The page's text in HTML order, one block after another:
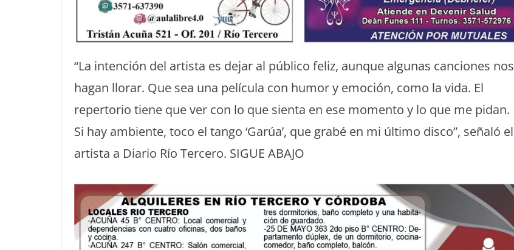
“La intención del artista es dejar al público feliz, aunque algunas canciones nos
hagan llorar. Que sea una película con humor y emoción, como la vida. El
repertorio tiene que ver con lo que sienta en ese momento y lo que me pidan.
Si hay ambiente, toco el tango ‘Garúa’, que grabé en mi último disco”, señaló el
artista a Diario Río Tercero. SIGUE ABAJO